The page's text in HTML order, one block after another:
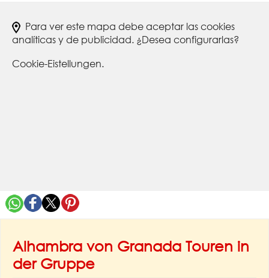
Para ver este mapa debe aceptar las cookies
analíticas y de publicidad. ¿Desea configurarlas?
Cookie-Eistellungen.
Alhambra von Granada Touren in
der Gruppe